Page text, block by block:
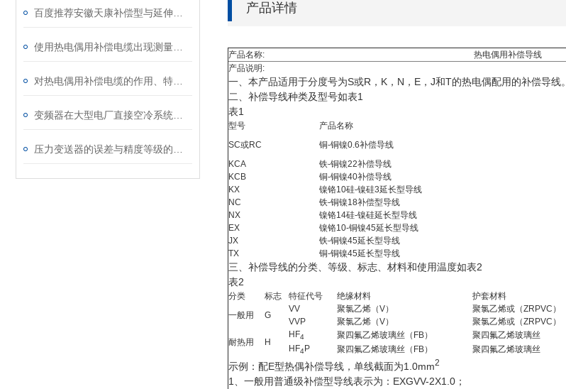
产品详情
产品名称:
热电偶用补偿导线
产品说明:
一、本产品适用于分度号为S或R，K，N，E，J和T的热电偶配用的补偿导线。
二、补偿导线种类及型号如表1
表1
型号 产品名称
SC或RC
铜-铜镍0.6补偿导线
KCA
KCB
KX
铁-铜镍22补偿导线
铜-铜镍40补偿导线
镍铬10硅-镍硅3延长型导线
NC
NX
铁-铜镍18补偿型导线
镍铬14硅-镍硅延长型导线
EX
镍铬10-铜镍45延长型导线
JX
铁-铜镍45延长型导线
TX
铜-铜镍45延长型导线
三、补偿导线的分类、等级、标志、材料和使用温度如表2
表2
分类 标志 特征代号 绝缘材料 护套材料
一般用
G
VV 聚氯乙烯（V） 聚氯乙烯或（ZRPVC）
VVP 聚氯乙烯（V） 聚氯乙烯或（ZRPVC）
耐热用 H
HF4 聚四氟乙烯玻璃丝（FB） 聚四氟乙烯玻璃丝
HF4P 聚四氟乙烯玻璃丝（FB） 聚四氟乙烯玻璃丝
示例：配E型热偶补偿导线，单线截面为1.0mm2
1、一般用普通级补偿型导线表示为：EXGVV-2X1.0；